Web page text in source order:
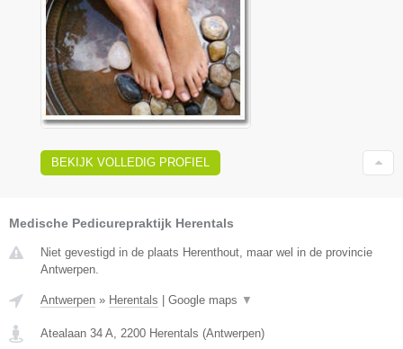
BEKIJK VOLLEDIG PROFIEL
Medische Pedicurepraktijk Herentals
Niet gevestigd in de plaats Herenthout, maar wel in de provincie
Antwerpen.
Antwerpen » Herentals Google maps ▼
Atealaan 34 A, 2200 Herentals (Antwerpen)